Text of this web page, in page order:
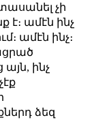
չի
է։ ամէն ինչ
ամէն ինչ։
այն, ինչ
ձեզ